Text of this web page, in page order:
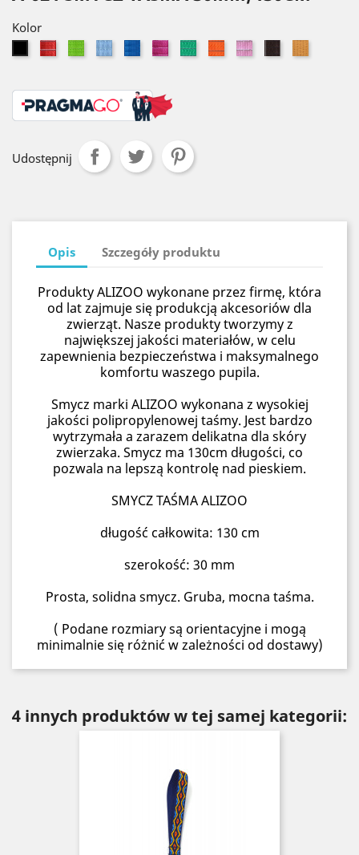
Kolor
CzarnyCzerwonySeledynowy
BłękitnyNiebieski
RóżowyZielonyPomarańczowy
Jasny
Brązowy
Udostępnij
Opis Szczegóły produktu
Produkty ALIZOO wykonane przez firmę, która
od lat zajmuje się produkcją akcesoriów dla
zwierząt. Nasze produkty tworzymy z
największej jakości materiałów, w celu
zapewnienia bezpieczeństwa i maksymalnego
komfortu waszego pupila.
Smycz marki ALIZOO wykonana z wysokiej
jakości polipropylenowej taśmy. Jest bardzo
wytrzymała a zarazem delikatna dla skóry
zwierzaka. Smycz ma 130cm długości, co
pozwala na lepszą kontrolę nad pieskiem.
SMYCZ TAŚMA ALIZOO
długość całkowita: 130 cm
szerokość: 30 mm
Prosta, solidna smycz. Gruba, mocna taśma.
( Podane rozmiary są orientacyjne i mogą
minimalnie się różnić w zależności od dostawy)
4 innych produktów w tej samej kategorii: